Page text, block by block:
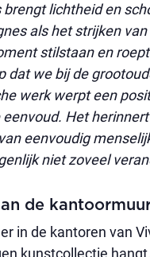
brengt lichtheid en
als het strijken
stilstaan en
dat we bij de
werk werpt een
eenvoud. Het
eenvoudig
niet zoveel
de
in de kantoren van
kunstcollectie